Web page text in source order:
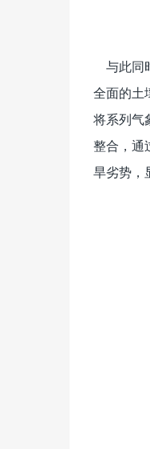
与此同
全面的土
将系列气
整合，通
旱劣势，